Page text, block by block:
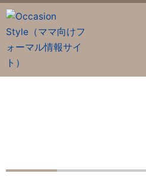
内
容
を
ス